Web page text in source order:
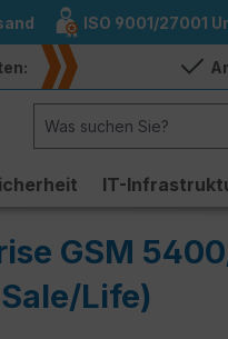
ISO 9001/27001
IT-
GSM
Life)